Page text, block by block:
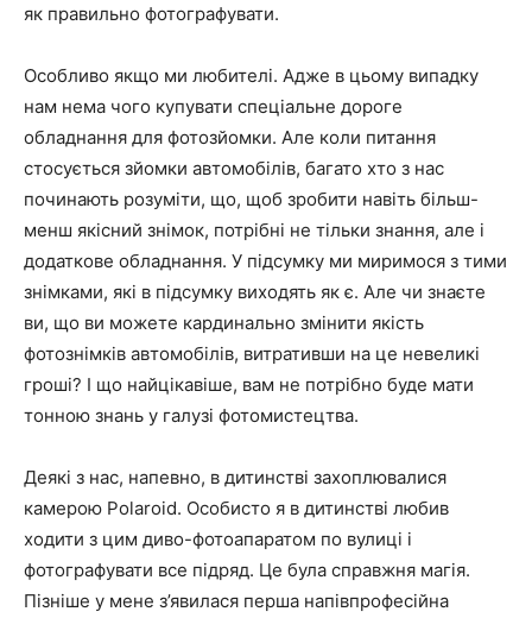
як правильно фотографувати.
Особливо якщо ми любителі. Адже в цьому випадку
нам нема чого купувати спеціальне дороге
обладнання для фотозйомки. Але коли питання
стосується зйомки автомобілів, багато хто з нас
починають розуміти, що, щоб зробити навіть більш-
менш якісний знімок, потрібні не тільки знання, але і
додаткове обладнання. У підсумку ми миримося з тими
знімками, які в підсумку виходять як є. Але чи знаєте
ви, що ви можете кардинально змінити якість
фотознімків автомобілів, витративши на це невеликі
гроші? І що найцікавіше, вам не потрібно буде мати
тонною знань у галузі фотомистецтва.
Деякі з нас, напевно, в дитинстві захоплювалися
камерою Polaroid. Особисто я в дитинстві любив
ходити з цим диво-фотоапаратом по вулиці і
фотографувати все підряд. Це була справжня магія.
Пізніше у мене з’явилася перша напівпрофесійна